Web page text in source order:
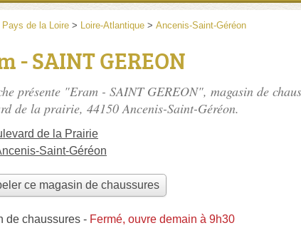
Pays de la Loire > Loire-Atlantique > Ancenis-Saint-Géréon
- SAINT GEREON
présente "Eram - SAINT GEREON", magasin de
de la prairie, 44150 Ancenis-Saint-Géréon.
de la Prairie
Saint-Géréon
ce magasin de chaussures
de chaussures - Fermé, ouvre demain à 9h30